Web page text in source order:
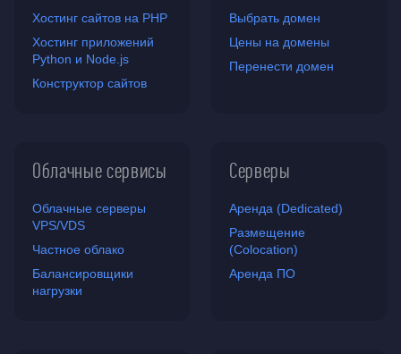
Хостинг сайтов на PHP
Хостинг приложений
Python и Node.js
Конструктор сайтов
Выбрать домен
Цены на домены
Перенести домен
Облачные сервисы
Облачные серверы
VPS/VDS
Частное облако
Балансировщики
нагрузки
Серверы
Аренда (Dedicated)
Размещение
(Colocation)
Аренда ПО